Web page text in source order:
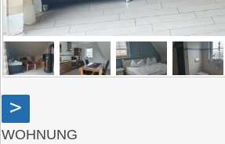
>
WOHNUNG